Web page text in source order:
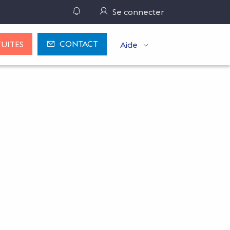
Gérer ses notifications
Se connecter
CONTACT Aide